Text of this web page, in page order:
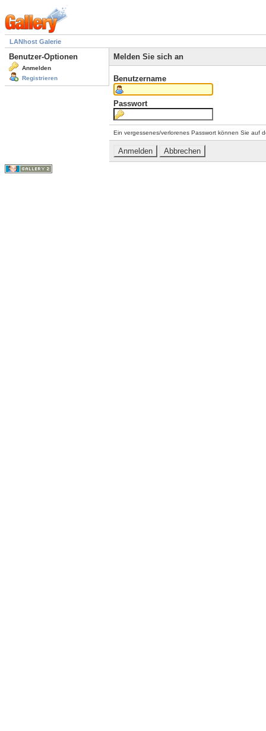
LANhost Galerie
Benutzer-Optionen
Anmelden
Registrieren
Melden Sie sich an
Benutzername
Passwort
Ein vergessenes/verlorenes Passwort können Sie auf